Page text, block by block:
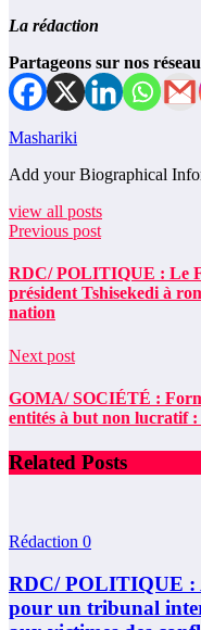
La rédaction
Partageons sur nos
Mashariki
Add your Biographical
view all posts
Previous post
RDC/ POLITIQUE : Le
président Tshisekedi à
nation
Next post
GOMA/ SOCIÉTÉ :
entités à but non lucratif
Related Posts
Rédaction 0
RDC/ POLITIQUE :
pour un tribunal